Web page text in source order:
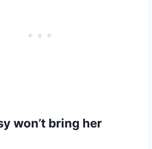
won’t bring her